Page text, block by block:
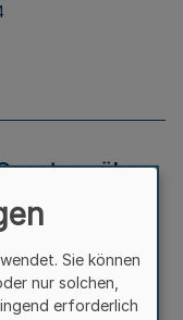
über
für
Sie können
nur solchen,
erforderlich